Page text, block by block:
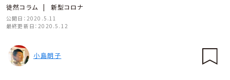
徒然コラム | 新型コロナ
公開日： 2020.5.11
最終更新日： 2020.5.12
小島朗子